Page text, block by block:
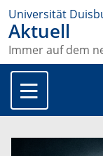
Universität
Aktuell
Immer auf dem